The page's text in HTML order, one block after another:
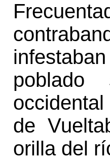
de
orilla del